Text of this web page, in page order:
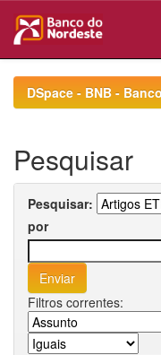
navigationDSpace - BNB -
Pesquisar
Pesquisar:
por
Filtros correntes: